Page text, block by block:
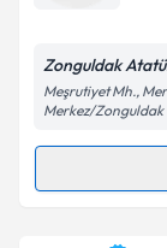
Metni
Zonguldak
Meşrutiyet Mh.,
Merkez/Zonguldak